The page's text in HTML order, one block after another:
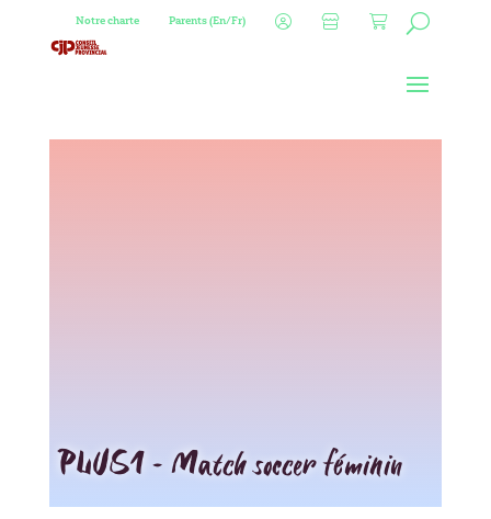
Notre charte Parents (En/Fr)
PLUS1 – Match soccer féminin